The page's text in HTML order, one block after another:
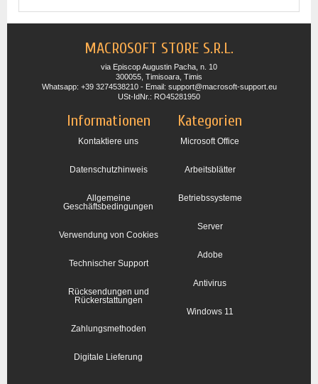
MACROSOFT STORE S.R.L.
via Episcop Augustin Pacha, n. 10
300055, Timisoara, Timis
Whatsapp: +39 3274538210 - Email: support@macrosoft-support.eu
USt-IdNr.: RO45281950
Informationen
Kontaktiere uns
Datenschutzhinweis
Allgemeine
Geschäftsbedingungen
Verwendung von Cookies
Technischer Support
Rücksendungen und
Rückerstattungen
Zahlungsmethoden
Digitale Lieferung
Kategorien
Microsoft Office
Arbeitsblätter
Betriebssysteme
Server
Adobe
Antivirus
Windows 11